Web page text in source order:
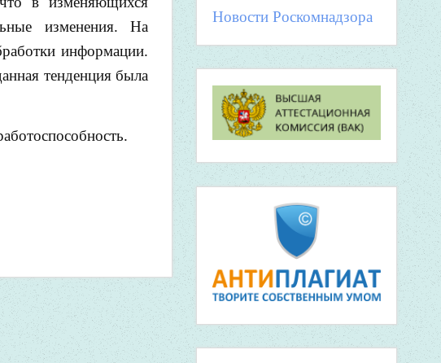
изменения. На
информации.
тенденция была
Новости Роскомнадзора